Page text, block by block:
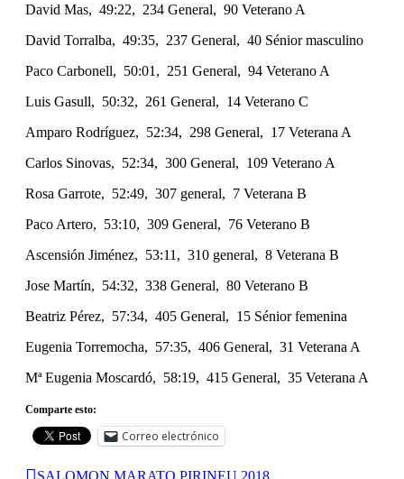
David Mas, 49:22, 234 General, 90 Veterano A
David Torralba, 49:35, 237 General, 40 Sénior masculino
Paco Carbonell, 50:01, 251 General, 94 Veterano A
Luis Gasull, 50:32, 261 General, 14 Veterano C
Amparo Rodríguez, 52:34, 298 General, 17 Veterana A
Carlos Sinovas, 52:34, 300 General, 109 Veterano A
Rosa Garrote, 52:49, 307 general, 7 Veterana B
Paco Artero, 53:10, 309 General, 76 Veterano B
Ascensión Jiménez, 53:11, 310 general, 8 Veterana B
Jose Martín, 54:32, 338 General, 80 Veterano B
Beatriz Pérez, 57:34, 405 General, 15 Sénior femenina
Eugenia Torremocha, 57:35, 406 General, 31 Veterana A
Mª Eugenia Moscardó, 58:19, 415 General, 35 Veterana A
Comparte esto:
Correo electrónico
SALOMON MARATO PIRINEU 2018